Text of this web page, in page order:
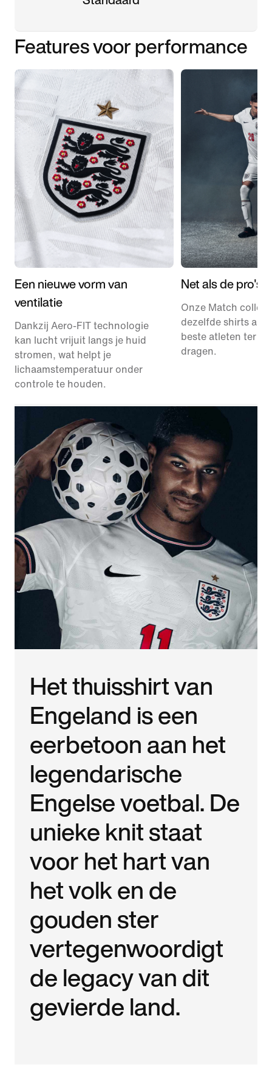
Features voor performance
Een nieuwe vorm van
ventilatie
Dankzij Aero-FIT technologie
kan lucht vrijuit langs je huid
stromen, wat helpt je
lichaamstemperatuur onder
controle te houden.
Net als de pro's
Onze Match
dezelfde shirts als
beste atleten ter
dragen.
Het thuisshirt van
Engeland is een
eerbetoon aan het
legendarische
Engelse voetbal. De
unieke knit staat
voor het hart van
het volk en de
gouden ster
vertegenwoordigt
de legacy van dit
gevierde land.